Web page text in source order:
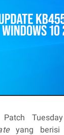
Patch
yang berisi